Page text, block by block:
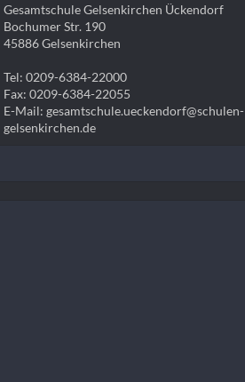
Gesamtschule Gelsenkirchen Ückendorf
Bochumer Str. 190
45886 Gelsenkirchen
Tel: 0209-6384-22000
Fax: 0209-6384-22055
E-Mail: gesamtschule.ueckendorf@schulen-
gelsenkirchen.de